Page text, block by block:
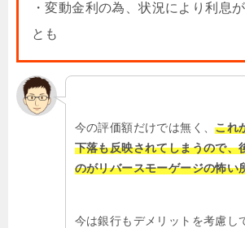
・変動金利の為、状況により利息
とも
今の評価額だけでは無く、これ
下落も反映されてしまうので、
のがリバースモーゲージの怖い
今は銀行もデメリットを考慮し